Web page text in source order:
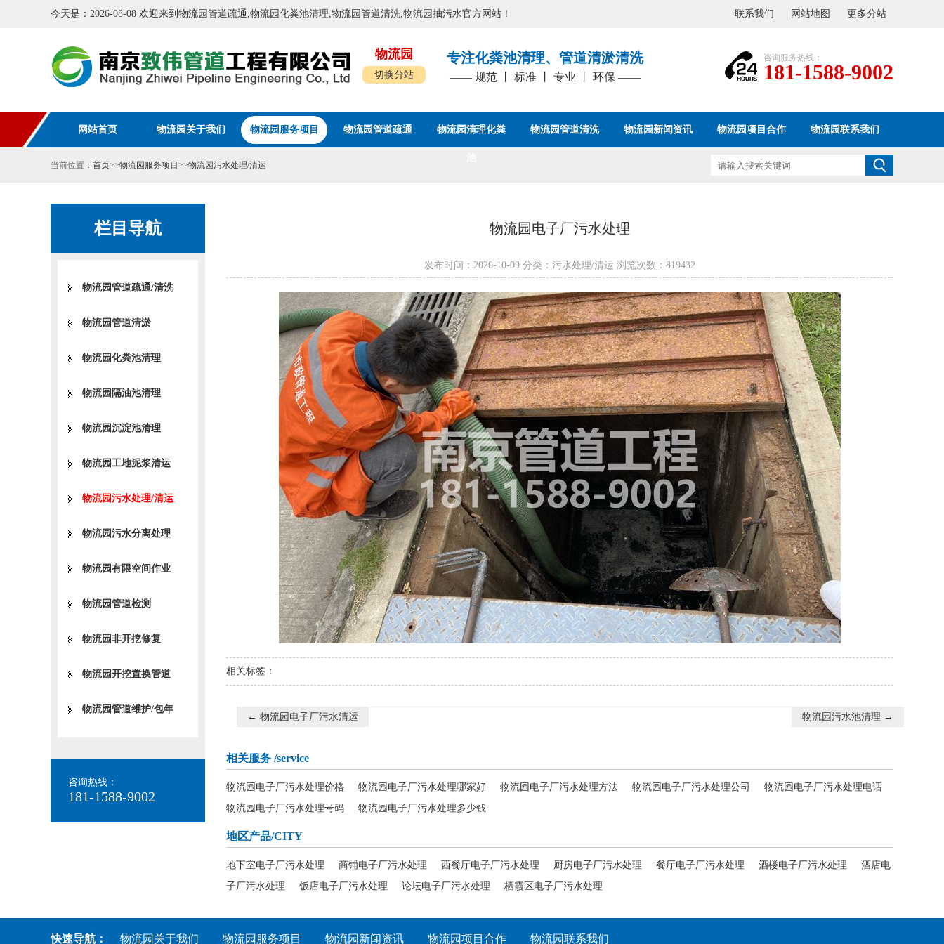
今天是：2026-08-08 欢迎来到物流园管道疏通,物流园化粪池清理,物流园管道清洗,物流园抽污水官方网站！ 联系我们 网站地图 更多分站
物流园
切换分站
专注化粪池清理、管道清淤清洗
—— 规范 丨 标准 丨 专业 丨 环保 ——
咨询服务热线：
181-1588-9002
网站首页 物流园关于我们 物流园服务项目 物流园管道疏通 物流园清理化粪 物流园管道清洗 物流园新闻资讯 物流园项目合作 物流园联系我们
当前位置： 首页>>物流园服务项目 >>物流园污水处理/清运
栏目导航
物流园管道疏通/清洗
物流园管道清淤
物流园化粪池清理
物流园隔油池清理
物流园沉淀池清理
物流园工地泥浆清运
物流园污水处理/清运
物流园污水分离处理
物流园有限空间作业
物流园管道检测
物流园非开挖修复
物流园开挖置换管道
物流园管道维护/包年
咨询热线：
181-1588-9002
物流园电子厂污水处理
发布时间：2020-10-09 分类：污水处理/清运 浏览次数： 819432
相关标签：
← 物流园电子厂污水清运 物流园污水池清理 →
相关服务 /service
物流园电子厂污水处理价格 物流园电子厂污水处理哪家好 物流园电子厂污水处理方法 物流园电子厂污水处理公司
物流园电子厂污水处理电话
物流园电子厂污水处理号码
物流园电子厂污水处理多少钱
地区产品/CITY
地下室电子厂污水处理 商铺电子厂污水处理 西餐厅电子厂污水处理 厨房电子厂污水处理 餐厅电子厂污水处理 酒楼电子厂污水处理
酒店电
子厂污水处理
饭店电子厂污水处理 论坛电子厂污水处理 栖霞区电子厂污水处理
快速导航： 物流园关于我们 物流园服务项目 物流园新闻资讯 物流园项目合作 物流园联系我们